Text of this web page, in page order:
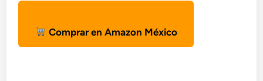
Comprar en Amazon México